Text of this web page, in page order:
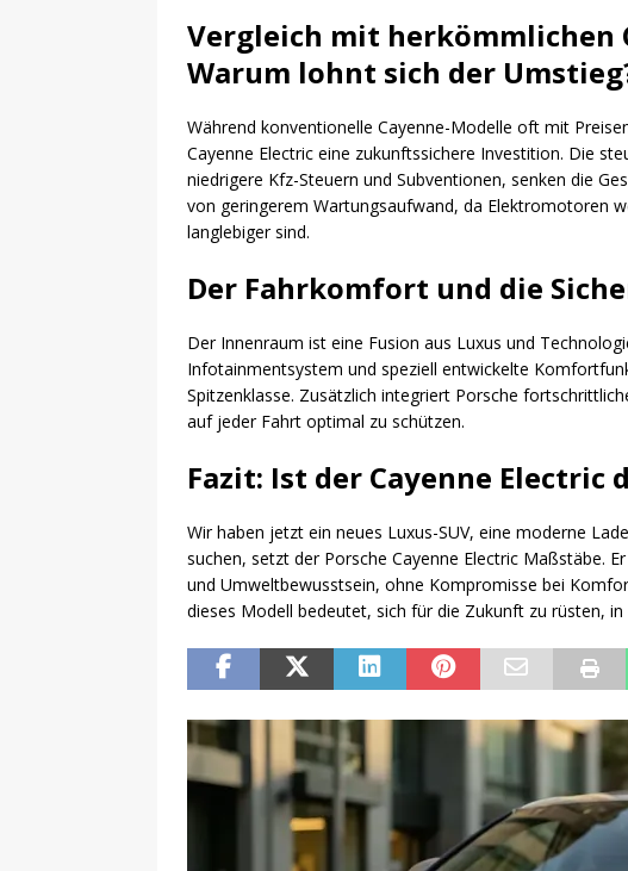
Vergleich mit herkömmlichen
Warum lohnt sich der
Während konventionelle Cayenne-Modelle oft mit
Cayenne Electric eine zukunftssichere Investition. Die
niedrigere Kfz-Steuern und Subventionen, senken die
von geringerem Wartungsaufwand, da Elektromotoren
langlebiger sind.
Der Fahrkomfort und die
Der Innenraum ist eine Fusion aus Luxus und
Infotainmentsystem und speziell entwickelte
Spitzenklasse. Zusätzlich integriert Porsche
auf jeder Fahrt optimal zu schützen.
Fazit: Ist der Cayenne Electric
Wir haben jetzt ein neues Luxus-SUV, eine moderne
suchen, setzt der Porsche Cayenne Electric Maßstäbe.
und Umweltbewusstsein, ohne Kompromisse bei
dieses Modell bedeutet, sich für die Zukunft zu rüsten,